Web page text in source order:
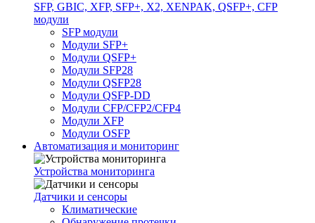
SFP, GBIC, XFP, SFP+, X2, XENPAK, QSFP+, CFP
модули
SFP модули
Модули SFP+
Модули QSFP+
Модули SFP28
Модули QSFP28
Модули QSFP-DD
Модули CFP/CFP2/CFP4
Модули XFP
Модули OSFP
Автоматизация и мониторинг
Устройства мониторинга
Датчики и сенсоры
Климатические